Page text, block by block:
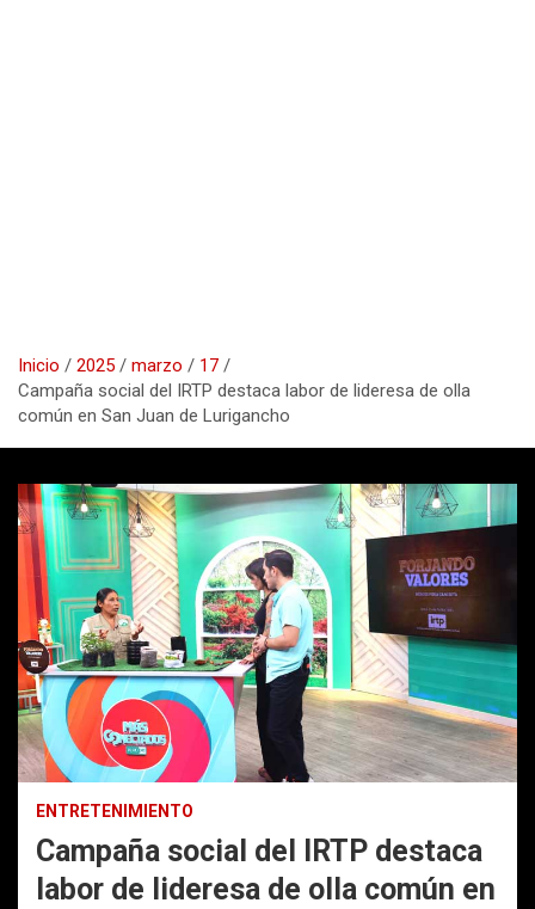
Inicio 2025 marzo
17
Campaña social del IRTP destaca labor de lideresa de olla
común en San Juan de Lurigancho
ENTRETENIMIENTO
Campaña social del IRTP destaca
labor de lideresa de olla común en